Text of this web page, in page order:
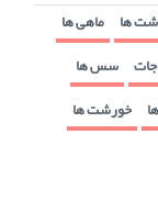
ها ماهی ها
سس ها
خورشت ها